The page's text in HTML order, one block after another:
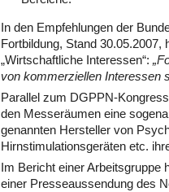
In den Empfehlungen der
Fortbildung, Stand
„Wirtschaftliche Interessen“:
von kommerziellen Interessen
Parallel zum DGPPN-
den Messeräumen eine
genannten Hersteller von
Hirnstimulationsgeräten etc.
Im Bericht einer Arbeitsgruppe
einer Presseaussendung des